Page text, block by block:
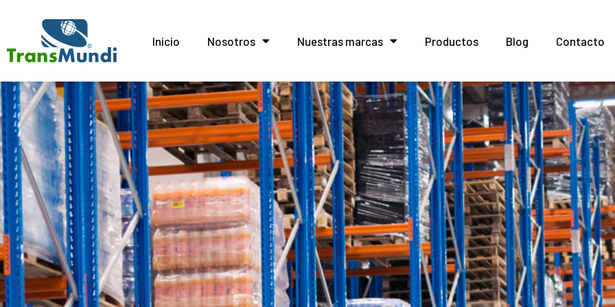
Inicio Nosotros Nuestras marcas Productos Blog Contacto